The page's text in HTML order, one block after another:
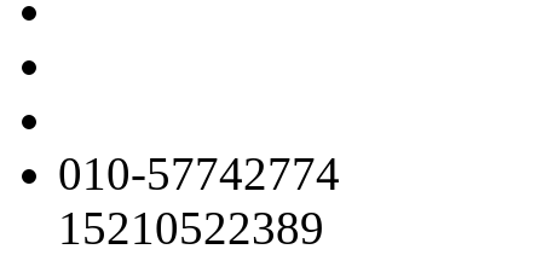
010-57742774
15210522389